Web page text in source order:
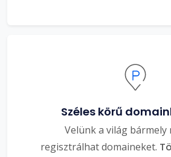
Széles körű
Velünk a világ bármely
regisztrálhat domaineket.